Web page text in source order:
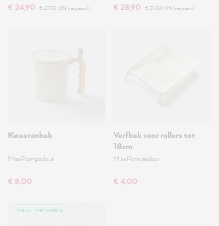
€ 24,90 € 27,30 (8% bespaard) € 28,90 € 31,80 (9% bespaard)
Kwastenbak
MissPompadour
€ 8,00
Verfbak voor rollers tot
18cm
MissPompadour
€ 4,00
Nieuw: met coating